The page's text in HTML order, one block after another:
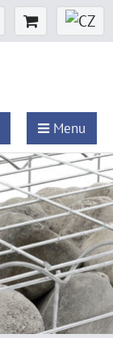
Menu